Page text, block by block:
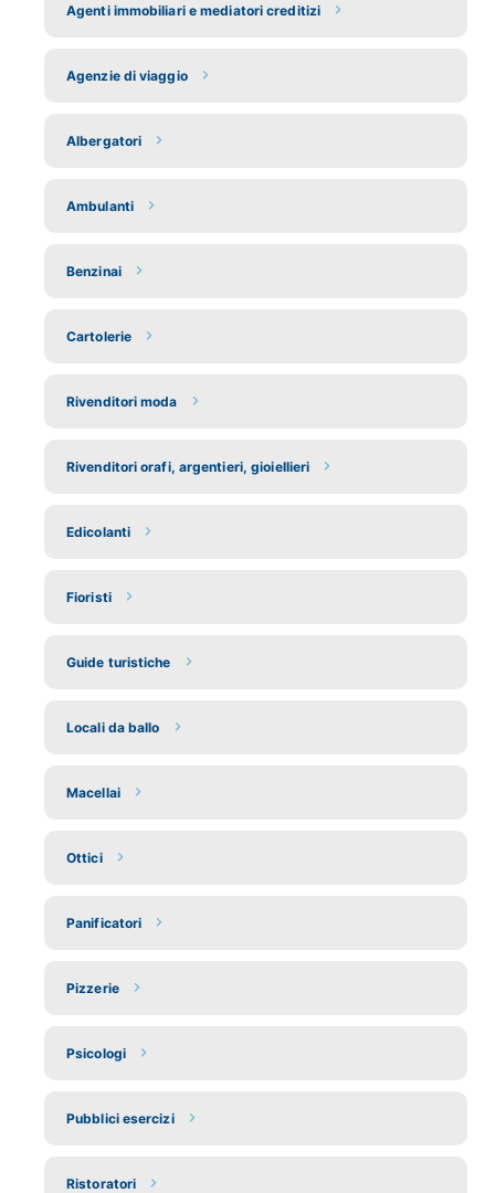
Agenti immobiliari e mediatori creditizi
Agenzie di viaggio
Albergatori
Ambulanti
Benzinai
Cartolerie
Rivenditori moda
Rivenditori orafi, argentieri, gioiellieri
Edicolanti
Fioristi
Guide turistiche
Locali da ballo
Macellai
Ottici
Panificatori
Pizzerie
Psicologi
Pubblici esercizi
Ristoratori